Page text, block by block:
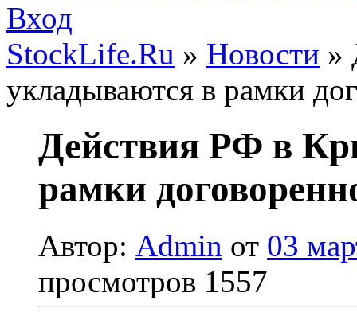
Вход
StockLife.Ru » Новости »
укладываются в рамки
Действия РФ в
рамки
Автор: Admin от 03
просмотров 1557